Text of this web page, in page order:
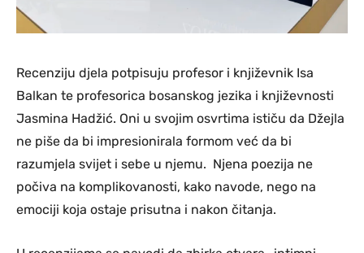
Recenziju djela potpisuju profesor i književnik Isa
Balkan te profesorica bosanskog jezika i književnosti
Jasmina Hadžić. Oni u svojim osvrtima ističu da Džejla
ne piše da bi impresionirala formom već da bi
razumjela svijet i sebe u njemu. Njena poezija ne
počiva na komplikovanosti, kako navode, nego na
emociji koja ostaje prisutna i nakon čitanja.